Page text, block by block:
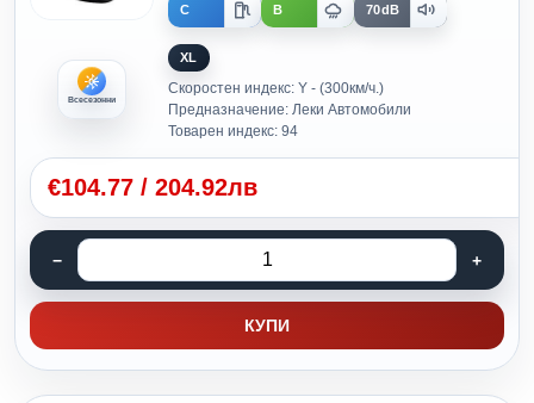
Всесезонни
C B 70dB
XL
Скоростен индекс: Y - (300км/ч.)
Предназначение: Леки Автомобили
Товарен индекс: 94
€104.77 / 204.92лв
КУПИ